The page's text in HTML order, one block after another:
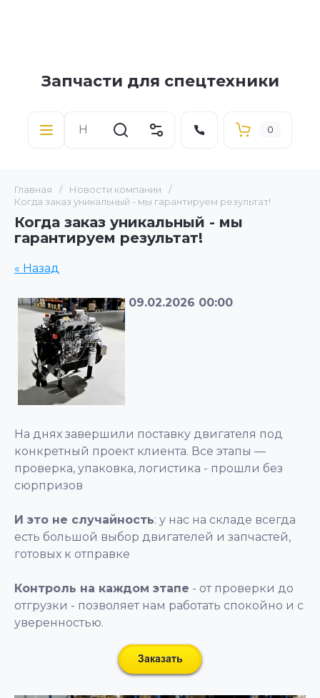
Запчасти для спецтехники
0
Главная / Новости компании
/
Когда заказ уникальный - мы гарантируем результат!
Когда заказ уникальный - мы
гарантируем результат!
« Назад
09.02.2026 00:00
На днях завершили поставку двигателя под
конкретный проект клиента. Все этапы —
проверка, упаковка, логистика - прошли без
сюрпризов
И это не случайность: у нас на складе всегда
есть большой выбор двигателей и запчастей,
готовых к отправке
Контроль на каждом этапе - от проверки до
отгрузки - позволяет нам работать спокойно и с
уверенностью.